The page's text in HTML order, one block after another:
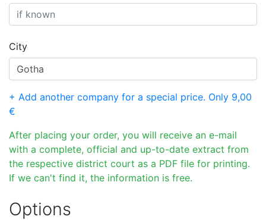
City
+ Add another company for a special price. Only 9,00
€
After placing your order, you will receive an e-mail
with a complete, official and up-to-date extract from
the respective district court as a PDF file for printing.
If we can't find it, the information is free.
Options